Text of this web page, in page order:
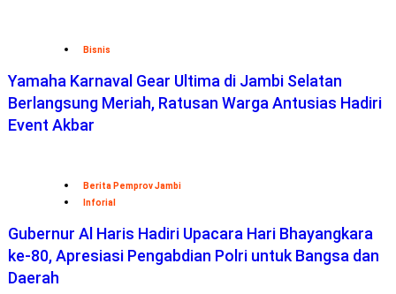
Bisnis
Yamaha Karnaval Gear Ultima di Jambi Selatan
Berlangsung Meriah, Ratusan Warga Antusias Hadiri
Event Akbar
Berita Pemprov Jambi
Inforial
Gubernur Al Haris Hadiri Upacara Hari Bhayangkara
ke-80, Apresiasi Pengabdian Polri untuk Bangsa dan
Daerah